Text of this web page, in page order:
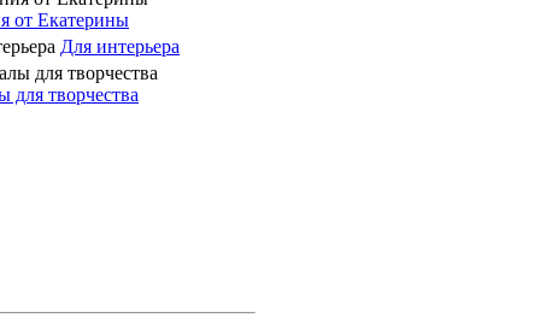
от Екатерины
Для интерьера
для творчества